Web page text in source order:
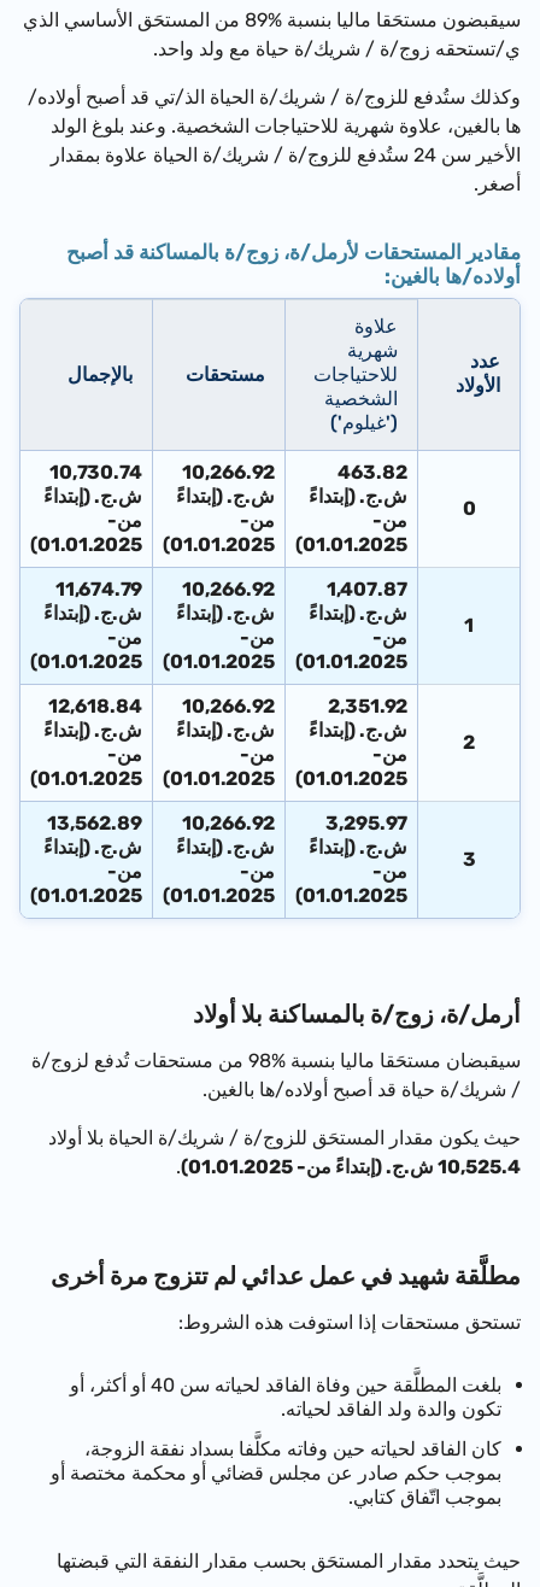
سيقبضون مستحَقا ماليا بنسبة %89 من المستحَق الأساسي الذي
ي/تستحقه زوج/ة / شريك/ة حياة مع ولد واحد.
وكذلك ستُدفع لل زوج/ة / شريك/ة الحياة الذ/تيقد أصبح أولاده/
ها بالغين، علاوة شهرية للاحتياجات الشخصية. وعند بلوغ الولد
الأخير سن 24 ستُدفع
لل زوج/ة / شريك/ة الحياةعلاوة بمقدار
أصغر.
مقادير المستحقات لأرمل/ة، زوج/ة بالمساكنة قد أصبح
أولاده/ها بالغين:
عدد
الأولاد
علاوة
شهرية
للاحتياجات
الشخصية
('غيلوم')
مستحقات بالإجمال
463.82
ش.ج. (إبتداءً
من-
01.01.2025)
10,266.92
ش.ج. (إبتداءً
من-
01.01.2025)
10,730.74
ش.ج. (إبتداءً
من-
01.01.2025)
1,407.87
ش.ج. (إبتداءً
من-
01.01.2025)
10,266.92
ش.ج. (إبتداءً
من-
01.01.2025)
11,674.79
ش.ج. (إبتداءً
من-
01.01.2025)
2,351.92
ش.ج. (إبتداءً
من-
01.01.2025)
10,266.92
ش.ج. (إبتداءً
من-
01.01.2025)
12,618.84
ش.ج. (إبتداءً
من-
01.01.2025)
3,295.97
ش.ج. (إبتداءً
من-
01.01.2025)
10,266.92
ش.ج. (إبتداءً
من-
01.01.2025)
13,562.89
ش.ج. (إبتداءً
من-
01.01.2025)
أرمل/ة، زوج/ة بالمساكنة بلا أولاد
سيقبضان مستحَقا ماليا بنسبة %98 من مستحقات تُدفع لزوج/ة
/ شريك/ة حياة قد أصبح أولاده/ها بالغين.
حيث يكون مقدار المستحَقللزوج/ة / شريك/ة الحياةبلا أولاد
10,525.4 ش.ج. (إبتداءً من- 01.01.2025)
.
مطلَّقة شهيد في عمل عدائي لم تتزوج مرة أخرى
تستحق مستحقات إذا استوفت هذه الشروط:
بلغت المطلَّقة حين وفاة الفاقد لحياته سن 40 أو أكثر، أو
تكون والدة ولد الفاقد لحياته.
كان الفاقد لحياته حين وفاته مكلَّفا بسداد نفقة الزوجة،
بموجب حكم صادر عن مجلس قضائي أو محكمة مختصة أو
بموجب اتّفاق كتابي.
حيث يتحدد مقدار المستحَق بحسب مقدار النفقة التي قبضتها